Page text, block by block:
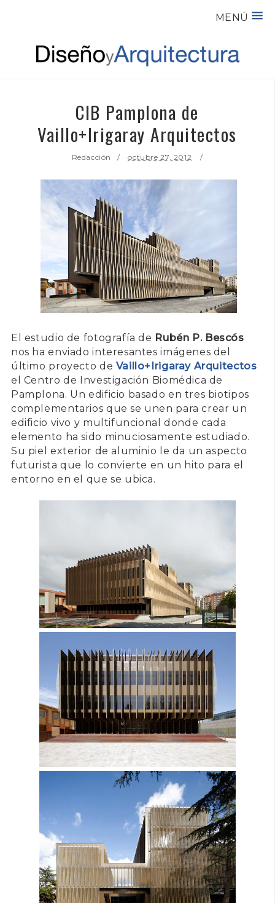
MENÚ
CIB Pamplona de
Vaillo+Irigaray Arquitectos
Redacción octubre 27, 2012
El estudio de fotografía de Rubén P. Bescós
nos ha enviado interesantes imágenes del
último proyecto de Vaillo+Irigaray Arquitectos
el Centro de Investigación Biomédica de
Pamplona. Un edificio basado en tres biotipos
complementarios que se unen para crear un
edificio vivo y multifuncional donde cada
elemento ha sido minuciosamente estudiado.
Su piel exterior de aluminio le da un aspecto
futurista que lo convierte en un hito para el
entorno en el que se ubica.